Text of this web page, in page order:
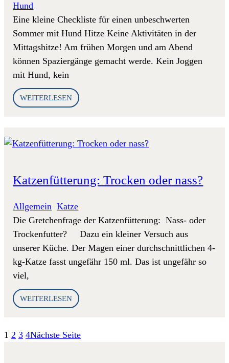
Hund
Eine kleine Checkliste für einen unbeschwerten
Sommer mit Hund Hitze Keine Aktivitäten in der
Mittagshitze! Am frühen Morgen und am Abend
können Spaziergänge gemacht werde. Kein Joggen
mit Hund, kein
WEITERLESEN
Katzenfütterung: Trocken oder nass?
Allgemein , Katze
Die Gretchenfrage der Katzenfütterung: Nass- oder
Trockenfutter? Dazu ein kleiner Versuch aus
unserer Küche. Der Magen einer durchschnittlichen 4-
kg-Katze fasst ungefähr 150 ml. Das ist ungefähr so
viel,
WEITERLESEN
1 2 3 4Nächste Seite